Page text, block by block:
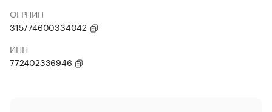
ОГРНИП
315774600334042
ИНН
772402336946